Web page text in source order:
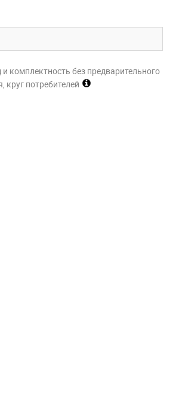
комплектность без предварительного
круг потребителей